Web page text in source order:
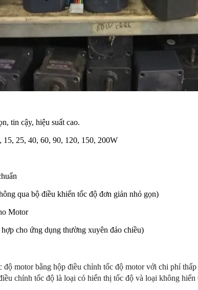
tin cậy, hiệu suất cao.
15, 25, 40, 60, 90, 120, 150, 200W
qua bộ điều khiển tốc độ đơn giản nhỏ gọn)
Motor
cho ứng dụng thường xuyên đảo chiều)
độ motor bằng hộp điều chỉnh tốc độ motor với chi phí
chỉnh tốc độ là loại có hiển thị tốc độ và loại không hiển